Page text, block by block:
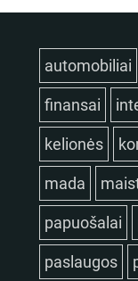
automobiliai
finansai
kelionės
mada
papuošalai
paslaugos